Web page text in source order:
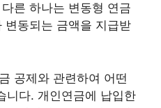
른 하나는 변동형 연금
변동되는 금액을 지급받
공제와 관련하여 어떤
니다. 개인연금에 납입한